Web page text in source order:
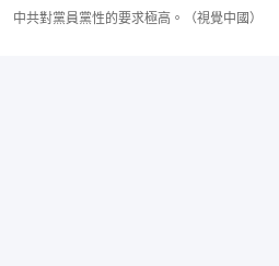
中共對黨員黨性的要求極高。（視覺中國）